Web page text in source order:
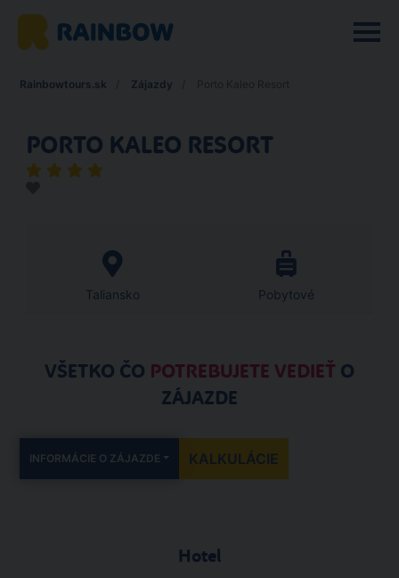
Rainbowtours.sk Zájazdy
PORTO KALEO RESORT
Taliansko Pobytové
VŠETKO ČO POTREBUJETE VEDIEŤ O
ZÁJAZDE
INFORMÁCIE O ZÁJAZDE KALKULÁCIE
Hotel